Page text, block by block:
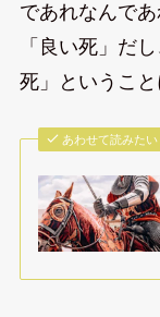
であれなんで
「良い死」だ
死」ということ
あわせて読みたい